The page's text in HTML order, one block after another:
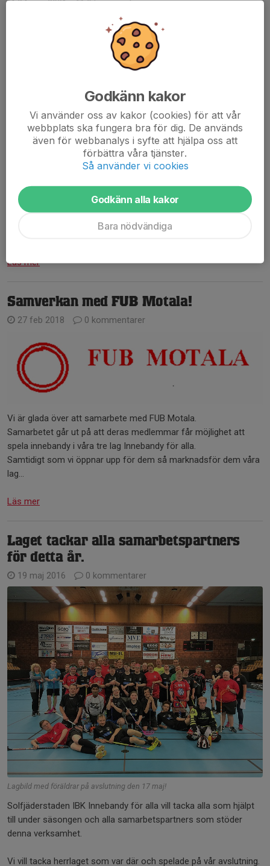
24 mar 2021
0 kommentarer
Tyvärr situationen med Corona smittspridning går inte tillräckligt
bra. Vaccinationer är försenad och smittspridning i Motala är
fortfarande hög. Kommun har nu bestämt att sporthallen ska
vara stängt för vuxna fram till 30 april....
Snart kör vi igång
15 sep 2020
0 kommentarer
Vi kan komma igång med innebandy träningarna men vi måste
följa en del regler för att försöka undvika smittspridning.
Läs mer
Samverkan med FUB Motala!
27 feb 2018 0 kommentarer
Vi är glada över att samarbete med FUB Motala.
Samarbetet går ut på att deras medlemmar får möjlighet att
spela innebandy i våra tre lag Innebandy för alla.
Samtidigt som vi öppnar upp för dem så marknadsför dem våra
lag...
Läs mer
Laget tackar alla samarbetspartners
för detta år.
19 maj 2016 0 kommentarer
Lagbild med föräldrar på avslutning den 17 maj!
Solfjäderstaden IBK Innebandy för alla vill tacka alla som hjälpt
till under säsongen och alla samarbetspartners som stöder
denna verksamhet.
Vi vill tacka herrlaget som var där och spelade på vår avslutning.
Godkänn kakor
Vi använder oss av kakor (cookies) för att vår
webbplats ska fungera bra för dig. De används
även för webbanalys i syfte att hjälpa oss att
förbättra våra tjänster.
Så använder vi cookies
Godkänn alla kakor
Bara nödvändiga